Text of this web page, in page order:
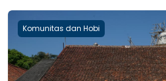
Komunitas dan Hobi